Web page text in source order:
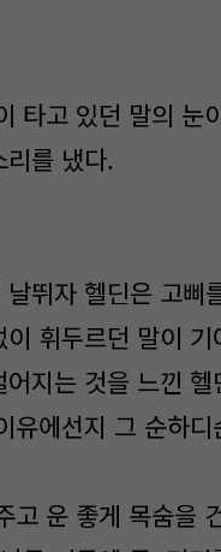
타고 있던 말의 눈
를 냈다.
뛰자 헬딘은 고삐
휘두르던 말이
지는 것을 느낀 헬
유에선지 그 순하디
고 운 좋게 목숨을